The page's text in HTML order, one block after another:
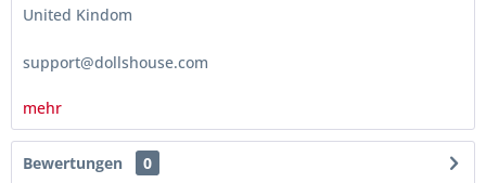
United Kindom
support@dollshouse.com
mehr
Bewertungen
0